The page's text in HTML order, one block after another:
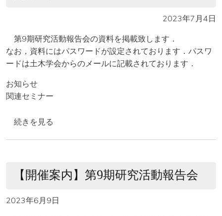
2023年7月4日
第9期研究活動報告会の資料を掲載致します．
なお，資料にはパスワードが設定されております．パスワ
ードは土木学会からのメールに記載されております．
お知らせ
関連セミナー
【資料掲載】第9期研究活動報告会資料の掲載 の
続きを見る
【開催案内】第9期研究活動報告会
2023年6月9日